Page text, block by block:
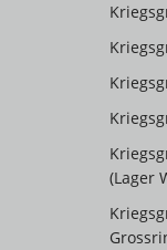
(Lager